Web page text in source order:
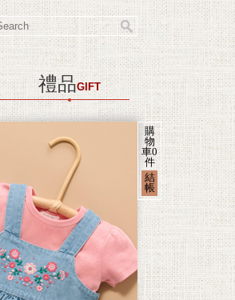
禮品GIFT
購
物
車0
件
結
帳